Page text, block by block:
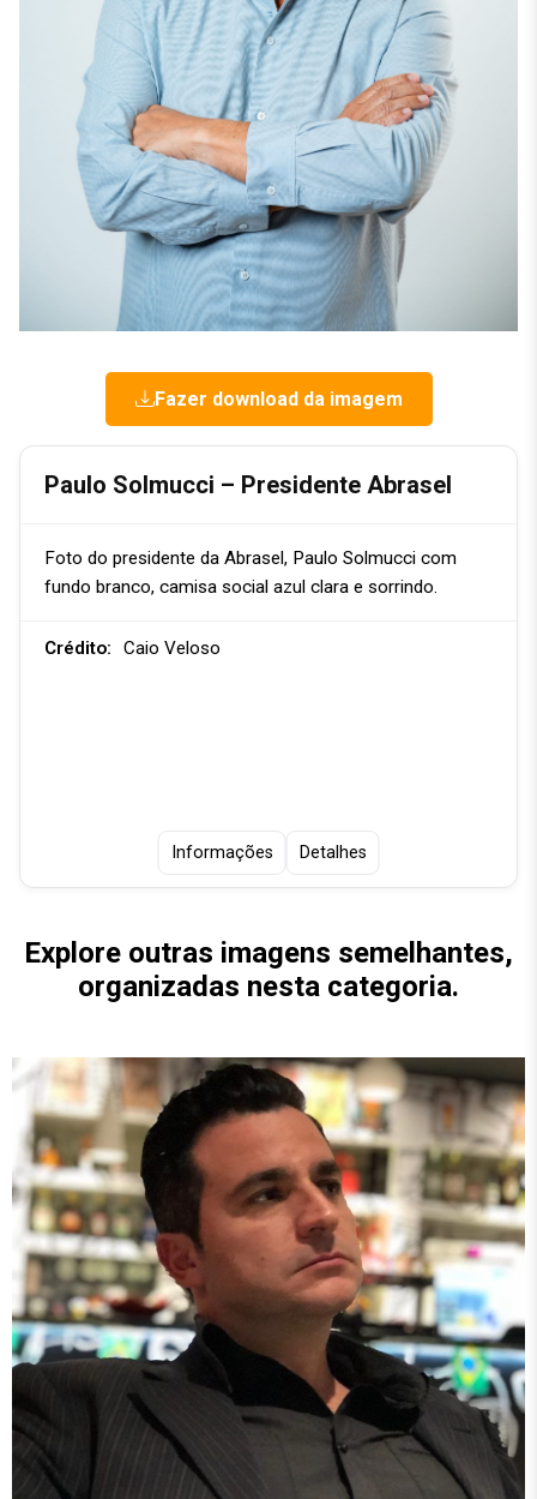
Fazer download da imagem
Paulo Solmucci – Presidente Abrasel
Foto do presidente da Abrasel, Paulo Solmucci com
fundo branco, camisa social azul clara e sorrindo.
Crédito: Caio Veloso
Informações Detalhes
Explore outras imagens semelhantes,
organizadas nesta categoria.